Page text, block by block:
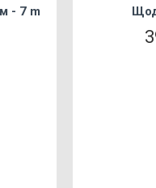
мл
Premium Fish
- 7 m